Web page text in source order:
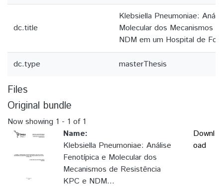
dc.title
Klebsiella Pneumoniae:
Molecular dos Mecanismos
NDM em um Hospital de
dc.type masterThesis
Files
Original bundle
Now showing 1 - 1 of 1
Name:
Klebsiella Pneumoniae: Análise
Fenotípica e Molecular dos
Mecanismos de Resistência
KPC e NDM...
Downl
oad